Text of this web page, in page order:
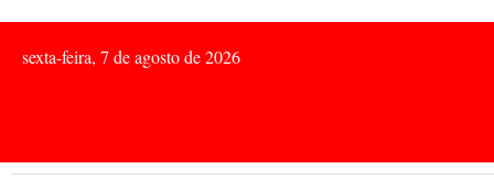
sexta-feira, 7 de agosto de 2026